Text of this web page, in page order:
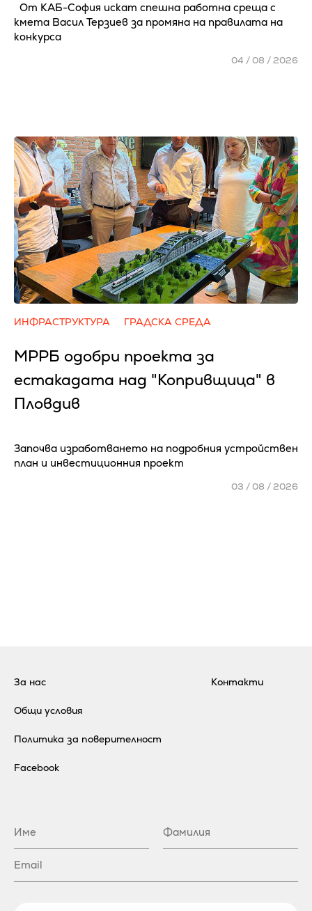
От КАБ-София искат спешна работна среща с
кмета Васил Терзиев за промяна на правилата на
конкурса
04 / 08 / 2026
ИНФРАСТРУКТУРА ГРАДСКА СРЕДА
МРРБ одобри проекта за
естакадата над "Копривщица" в
Пловдив
Започва изработването на подробния устройствен
план и инвестиционния проект
03 / 08 / 2026
За нас
Общи условия
Политика за поверителност
Контакти
Facebook